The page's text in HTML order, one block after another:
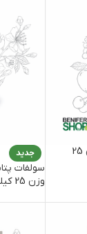
سولفات پتاسیم اکو ریچ وزن 25
جدید
سولفات
وزن 25 کیلوگرم